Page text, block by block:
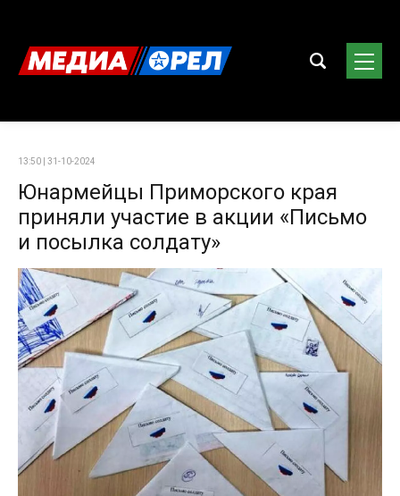
13:50 | 31-10-2024
Юнармейцы Приморского края
приняли участие в акции «Письмо
и посылка солдату»